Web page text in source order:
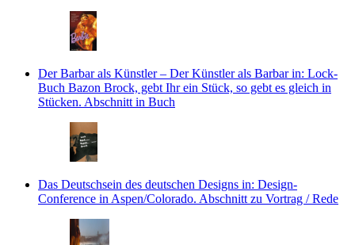
Der Barbar als Künstler – Der Künstler als Barbar in: Lock-
Buch Bazon Brock, gebt Ihr ein Stück, so gebt es gleich in
Stücken. Abschnitt in Buch
Das Deutschsein des deutschen Designs in: Design-
Conference in Aspen/Colorado. Abschnitt zu Vortrag / Rede